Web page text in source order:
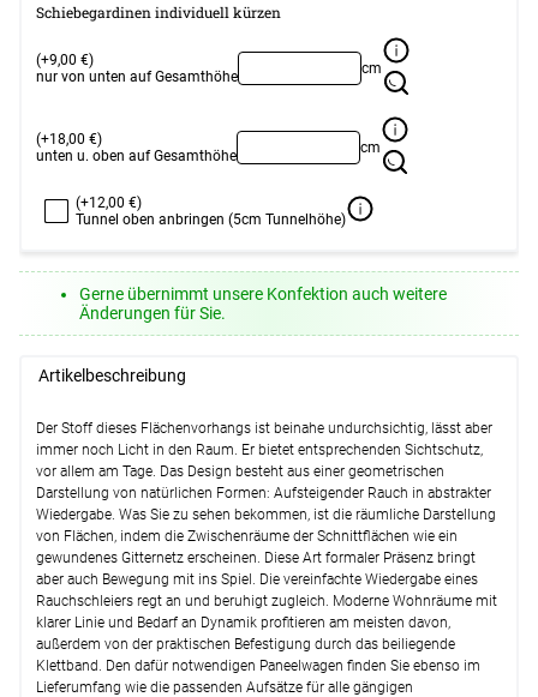
Weiter
Schiebegardinen individuell kürzen
(+9,00 €)
nur von unten auf Gesamthöhe
cm
(+18,00 €)
unten u. oben auf Gesamthöhe
cm
(+12,00 €)
Tunnel oben anbringen (5cm Tunnelhöhe)
Gerne übernimmt unsere Konfektion auch weitere
Änderungen für Sie.
Artikelbeschreibung
Der Stoff dieses Flächenvorhangs ist beinahe undurchsichtig, lässt aber
immer noch Licht in den Raum. Er bietet entsprechenden Sichtschutz,
vor allem am Tage. Das Design besteht aus einer geometrischen
Darstellung von natürlichen Formen: Aufsteigender Rauch in abstrakter
Wiedergabe. Was Sie zu sehen bekommen, ist die räumliche Darstellung
von Flächen, indem die Zwischenräume der Schnittflächen wie ein
gewundenes Gitternetz erscheinen. Diese Art formaler Präsenz bringt
aber auch Bewegung mit ins Spiel. Die vereinfachte Wiedergabe eines
Rauchschleiers regt an und beruhigt zugleich. Moderne Wohnräume mit
klarer Linie und Bedarf an Dynamik profitieren am meisten davon,
außerdem von der praktischen Befestigung durch das beiliegende
Klettband. Den dafür notwendigen Paneelwagen finden Sie ebenso im
Lieferumfang wie die passenden Aufsätze für alle gängigen